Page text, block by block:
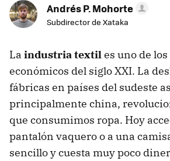
Andrés P. Mohorte
Subdirector de Xataka
La industria textiles uno de
económicos del siglo XXI. La
fábricas en países del sudeste
principalmente china,
que consumimos ropa. Hoy
pantalón vaquero o a una
sencillo y cuesta muy poco